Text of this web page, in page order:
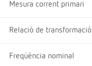
Mesura corrent primari
Relació de transformació
Freqüència nominal